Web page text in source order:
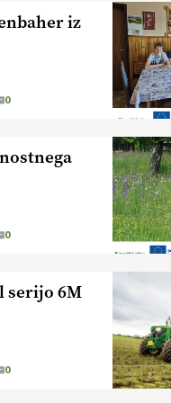
nevaren.
bo vedno na
https://
#traktor
https://t.co/
[EKOloško =
uspešno
ključna
reja travojedih
https://t.co/
#IMCAP #CAP
[EKOloško =
Pet-nat je vse
naravno
Sloveniji.
iz
0
0
serijo 6M
0